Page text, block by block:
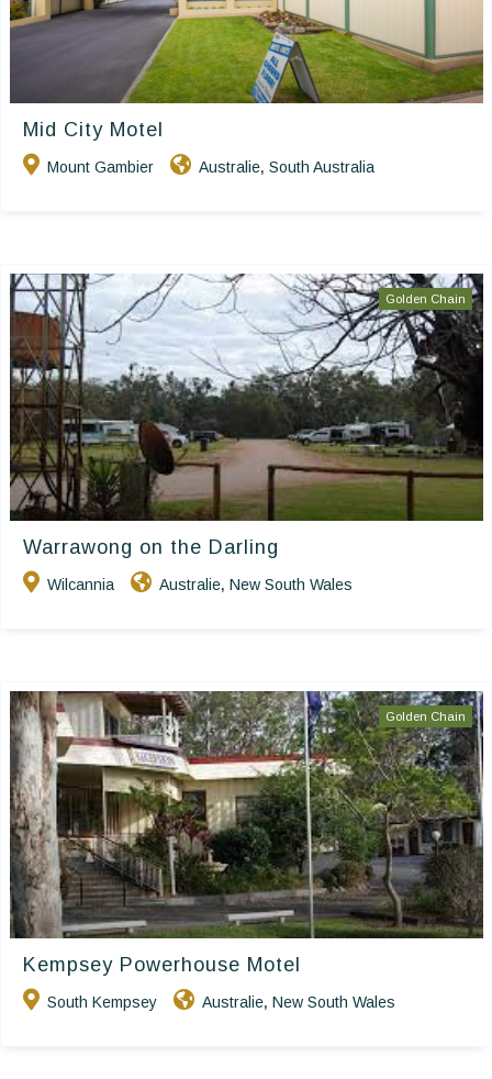
Mid City Motel
Mount Gambier Australie, South Australia
Golden Chain
Warrawong on the Darling
Wilcannia Australie, New South Wales
Golden Chain
Kempsey Powerhouse Motel
South Kempsey Australie, New South Wales